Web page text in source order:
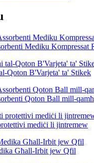
Mediku Kompressat
Qoton B'Varjeta' ta' Stikek
Qoton Ball mill-qamħ
mediċi li jintremew
Għall-Irbit jew Qfil